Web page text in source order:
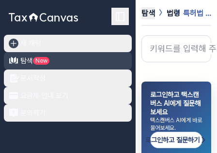
탐색
New
탐색 법령 특허법 시행규칙
로그인하고 택스캔
버스 AI에게 질문해
보세요
택스캔버스 AI에게 바로
물어보세요.
로그인하고 질문하기